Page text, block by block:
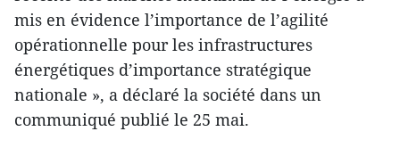
mis en évidence l’importance de l’agilité
opérationnelle pour les infrastructures
énergétiques d’importance stratégique
nationale », a déclaré la société dans un
communiqué publié le 25 mai.